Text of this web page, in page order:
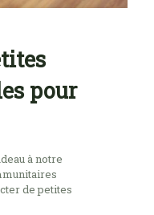
pour
à notre
de petites